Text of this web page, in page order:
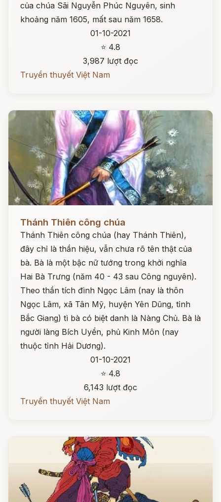
của chúa Sãi Nguyễn Phúc Nguyên, sinh
khoảng năm 1605, mất sau năm 1658.
01-10-2021
⭐ 4.8
3,987 lượt đọc
Truyền thuyết Việt Nam
Thánh Thiên công chúa
Thánh Thiên công chúa (hay Thánh Thiên),
đây chỉ là thần hiệu, vẫn chưa rõ tên thật của
bà. Bà là một bậc nữ tướng trong khởi nghĩa
Hai Bà Trưng (năm 40 - 43 sau Công nguyên).
Theo thần tích đình Ngọc Lâm (nay là thôn
Ngọc Lâm, xã Tân Mỹ, huyện Yên Dũng, tỉnh
Bắc Giang) tì bà có biệt danh là Nàng Chủ. Bà là
người làng Bích Uyển, phủ Kinh Môn (nay
thuộc tỉnh Hải Dương).
01-10-2021
⭐ 4.8
6,143 lượt đọc
Truyền thuyết Việt Nam